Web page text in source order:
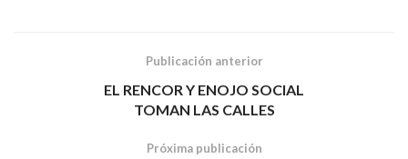
Publicación anterior
EL RENCOR Y ENOJO SOCIAL
TOMAN LAS CALLES
Próxima publicación